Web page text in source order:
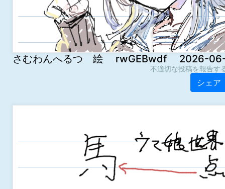
さむわんへるつ 絵 rwGEBwdf 2026-
不適切な投稿を報告す
シェア